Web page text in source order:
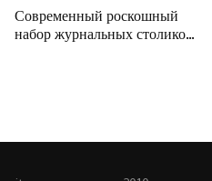
Современный роскошный
набор журнальных столиков